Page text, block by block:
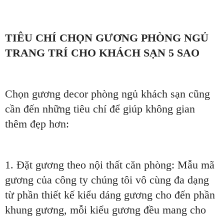
TIÊU CHÍ CHỌN GƯƠNG PHÒNG NGỦ
TRANG TRÍ CHO KHÁCH SẠN 5 SAO
Chọn gương decor phòng ngủ khách sạn cũng
cần đến những tiêu chí để giúp không gian
thêm đẹp hơn:
1. Đặt gương theo nội thất căn phòng: Mẫu mã
gương của công ty chúng tôi vô cùng đa dạng
từ phần thiết kế kiểu dáng gương cho đến phần
khung gương, mỗi kiểu gương đều mang cho